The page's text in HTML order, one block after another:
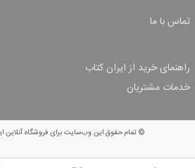
تماس با ما
راهنمای خرید از ایران کتاب
ثبت سفارش
شرایط ارسال سفارش
شیوه پرداخت
تخفیف‌های خرید
خدمات مشتریان
© تمام حقوق این وب‌سایت برای فروشگاه